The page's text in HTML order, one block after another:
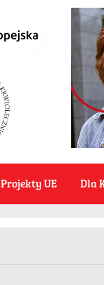
Projekty UE Dla